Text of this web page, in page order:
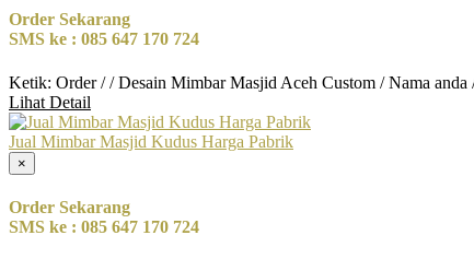
Order Sekarang
SMS ke : 085 647 170 724
Ketik: Order / / Desain Mimbar Masjid Aceh Custom / Nama anda
Lihat Detail
Jual Mimbar Masjid Kudus Harga Pabrik
×
Order Sekarang
SMS ke : 085 647 170 724